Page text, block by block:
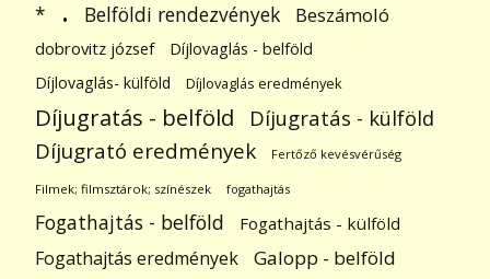
* . Belföldi rendezvények Beszámoló
dobrovitz józsef
Díjlovaglás - belföld
Díjlovaglás- külföld
Díjlovaglás eredmények
Díjugratás - belföld Díjugratás - külföld
Díjugrató eredmények Fertőző kevésvérűség
Filmek; filmsztárok; színészek fogathajtás
Fogathajtás - belföld Fogathajtás - külföld
Fogathajtás eredmények Galopp - belföld